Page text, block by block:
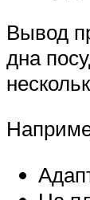
Вывод
дна